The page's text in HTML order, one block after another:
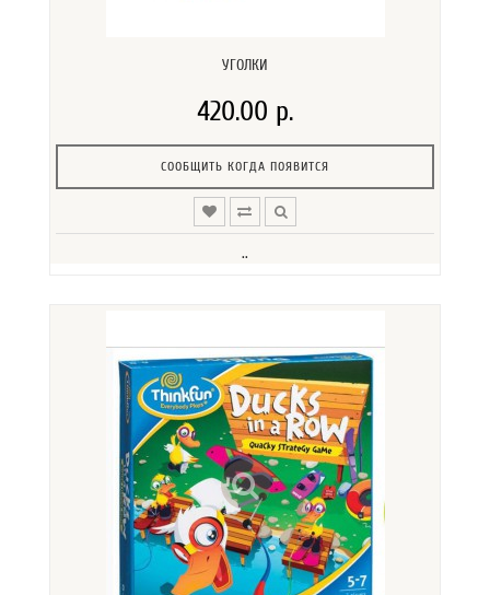
УГОЛКИ
420.00 р.
СООБЩИТЬ КОГДА ПОЯВИТСЯ
..